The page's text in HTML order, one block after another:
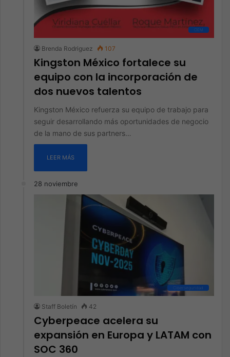
OEM
Brenda Rodriguez 107
Kingston México fortalece su
equipo con la incorporación de
dos nuevos talentos
Kingston México refuerza su equipo de trabajo para
seguir desarrollando más oportunidades de negocio
de la mano de sus partners…
LEER MÁS
28 noviembre
Ciberseguridad
Staff Boletín 42
Cyberpeace acelera su
expansión en Europa y LATAM con
SOC 360